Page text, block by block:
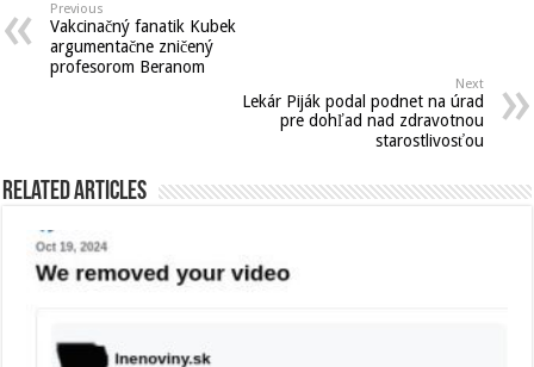
Previous
Vakcinačný fanatik Kubek
argumentačne zničený
profesorom Beranom
Next
Lekár Piják podal podnet na úrad
pre dohľad nad zdravotnou
starostlivosťou
Related Articles